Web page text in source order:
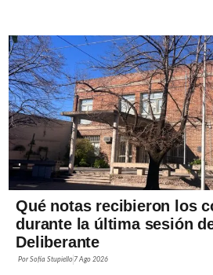
Qué notas recibieron los
durante la última sesión
Deliberante
PorSofía Stupiello 7 Ago 2026